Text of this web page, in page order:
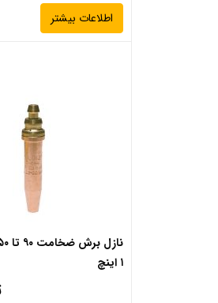
اطلاعات بیشتر
۱ اینچ